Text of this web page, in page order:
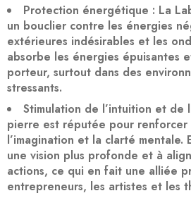
Protection énergétique : La
un bouclier contre les énergies
extérieures indésirables et les
absorbe les énergies épuisantes
porteur, surtout dans des
stressants.
Stimulation de l’intuition et de
pierre est réputée pour renforcer
l’imagination et la clarté
une vision plus profonde et à
actions, ce qui en fait une alliée
entrepreneurs, les artistes et les